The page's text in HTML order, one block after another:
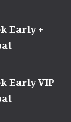
Early +
Ft.
Early VIP